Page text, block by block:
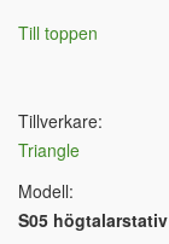
Till toppen
Tillverkare:
Triangle
Modell:
S05